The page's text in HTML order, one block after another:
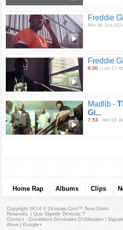
Freddie
Mer 04 Jun
Freddie
8.00- Lun 13
Madlib -
Gi...
7.53 - Mer 18
Home Rap Albums Clips
Copyright 2K14 © 2Kmusic.com™Tous Droits
Réservés . |Que Signifie 2Kmusic ?
Contact - Conditions Générales D'Utilisation |
Abus |Google+